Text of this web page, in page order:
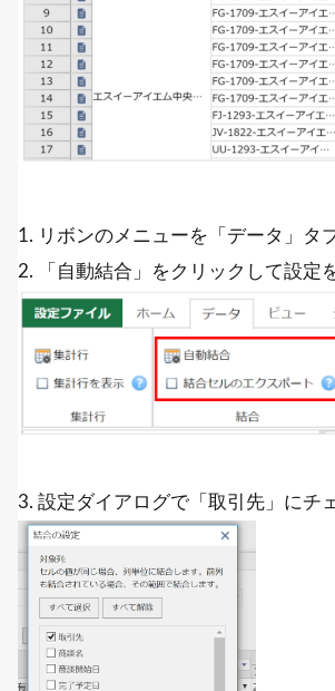
1. リボンのメニューを「データ」タ
2. 「自動結合」をクリックして設定
3. 設定ダイアログで「取引先」にチ